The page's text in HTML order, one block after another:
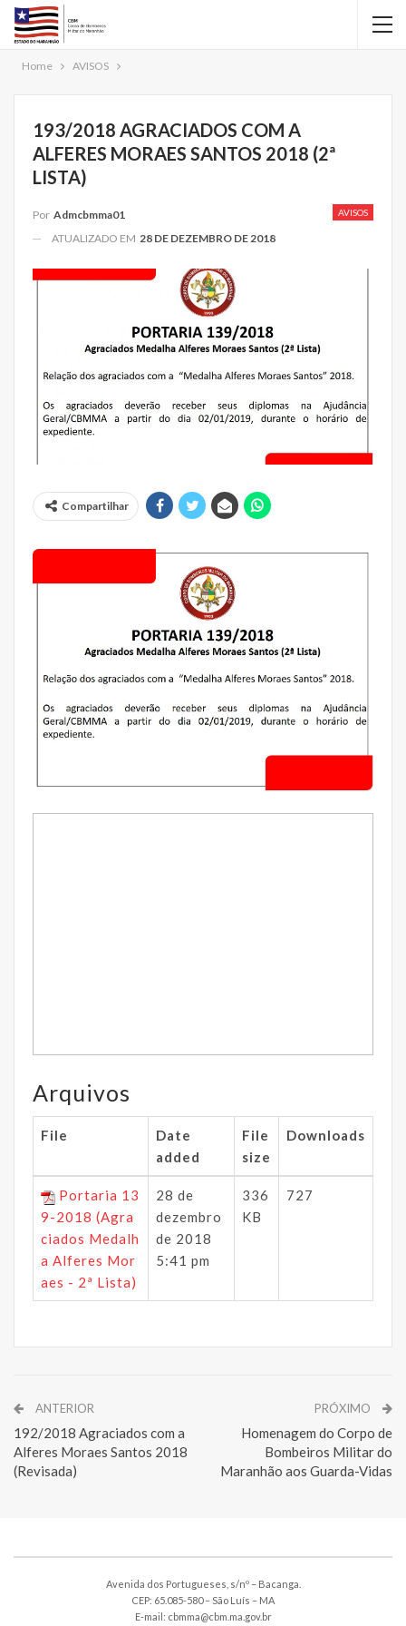
Home AVISOS
193/2018 AGRACIADOS COM A
ALFERES MORAES SANTOS 2018 (2ª
LISTA)
AVISOS
Por Admcbmma01
ATUALIZADO EM 28 DE DEZEMBRO DE 2018
Compartilhar
Arquivos
File
Date
added
File
size
Downloads
Portaria 13
9-2018 (Agra
ciados Medalh
a Alferes Mor
aes - 2ª Lista)
28 de
dezembro
de 2018
5:41 pm
336
KB
727
ANTERIOR
192/2018 Agraciados com a
Alferes Moraes Santos 2018
(Revisada)
PRÓXIMO
Homenagem do Corpo de
Bombeiros Militar do
Maranhão aos Guarda-Vidas
Avenida dos Portugueses, s/nº – Bacanga.
CEP: 65.085-580 – São Luís – MA
E-mail: cbmma@cbm.ma.gov.br